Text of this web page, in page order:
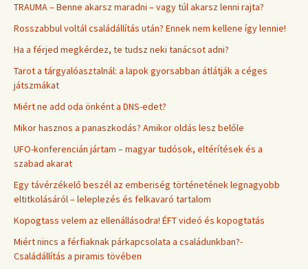
TRAUMA – Benne akarsz maradni – vagy túl akarsz lenni rajta?
Rosszabbul voltál családállítás után? Ennek nem kellene így lennie!
Ha a férjed megkérdez, te tudsz neki tanácsot adni?
Tarot a tárgyalóasztalnál: a lapok gyorsabban átlátják a céges
játszmákat
Miért ne add oda önként a DNS-edet?
Mikor hasznos a panaszkodás? Amikor oldás lesz belőle
UFO-konferencián jártam – magyar tudósok, eltérítések és a
szabad akarat
Egy távérzékelő beszél az emberiség történetének legnagyobb
eltitkolásáról – leleplezés és felkavaró tartalom
Kopogtass velem az ellenállásodra! ÉFT videó és kopogtatás
Miért nincs a férfiaknak párkapcsolata a családunkban?-
Családállítás a piramis tövében